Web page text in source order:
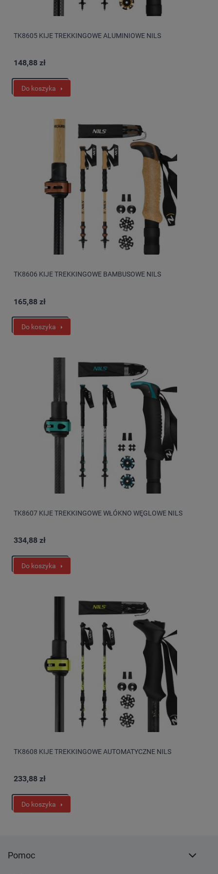
TK8605 KIJE TREKKINGOWE ALUMINIOWE NILS
148,88 zł
Do koszyka
TK8606 KIJE TREKKINGOWE BAMBUSOWE NILS
165,88 zł
Do koszyka
TK8607 KIJE TREKKINGOWE WŁÓKNO WĘGLOWE NILS
334,88 zł
Do koszyka
TK8608 KIJE TREKKINGOWE AUTOMATYCZNE NILS
233,88 zł
Do koszyka
Pomoc